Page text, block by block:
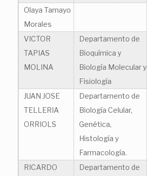
Olaya Tamayo
Morales
VICTOR
TAPIAS
MOLINA
Departamento de
Bioquímica y
Biología Molecular y
Fisiología
JUAN JOSE
TELLERIA
ORRIOLS
Departamento de
Biología Celular,
Genética,
Histología y
Farmacología.
RICARDO
Departamento de